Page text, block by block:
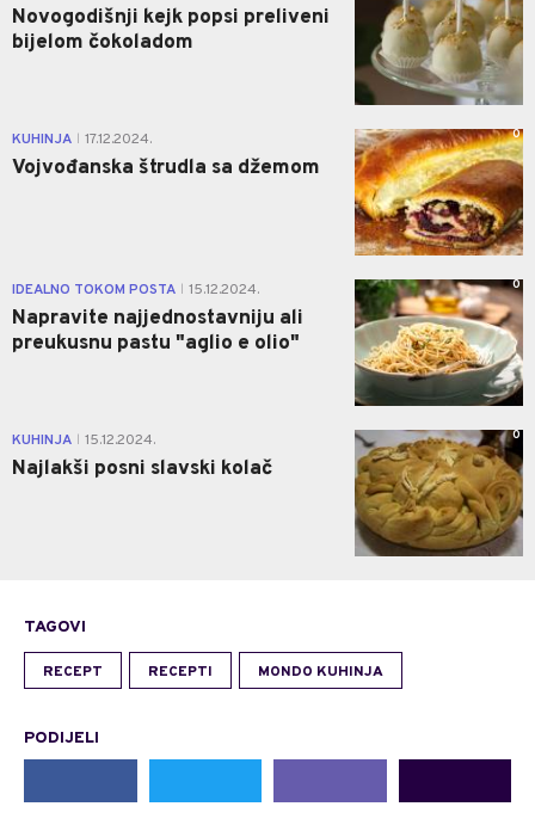
Novogodišnji kejk popsi preliveni
bijelom čokoladom
KUHINJA 17.12.2024.
Vojvođanska štrudla sa džemom
0
IDEALNO TOKOM POSTA 15.12.2024.
Napravite najjednostavniju ali
preukusnu pastu "aglio e olio"
0
KUHINJA 15.12.2024.
Najlakši posni slavski kolač
0
TAGOVI
RECEPT RECEPTI MONDO KUHINJA
PODIJELI